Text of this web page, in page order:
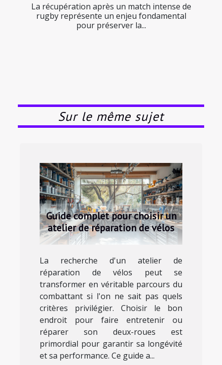
La récupération après un match intense de
rugby représente un enjeu fondamental
pour préserver la...
Sur le même sujet
Guide complet pour choisir un
atelier de réparation de vélos
La recherche d'un atelier de
réparation de vélos peut se
transformer en véritable parcours du
combattant si l'on ne sait pas quels
critères privilégier. Choisir le bon
endroit pour faire entretenir ou
réparer son deux-roues est
primordial pour garantir sa longévité
et sa performance. Ce guide a...